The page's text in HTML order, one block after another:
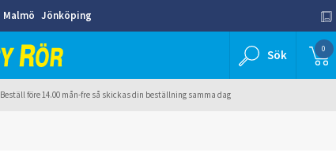
Malmö Jönköping
Sök 0
Beställ före 14.00 mån-fre så skickas din beställning samma dag